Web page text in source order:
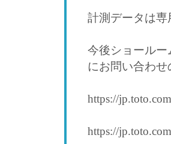
計測データは
今後ショール
にお問い合わ
https://
https://